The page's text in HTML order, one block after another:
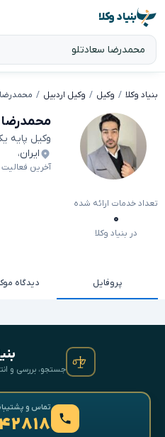
بنیاد وکلا
بنیاد وکلا وکیل وکیل اردبیل
محمدرضا
وکیل پایه
ایران،
آخرین فعالیت ۱۶ ماه پیش
تعداد خدمات ارائه شده
۰
در بنیاد وکلا
پروفایل دیدگاه
جستجو، بررسی و
تماس و پشتیبانی